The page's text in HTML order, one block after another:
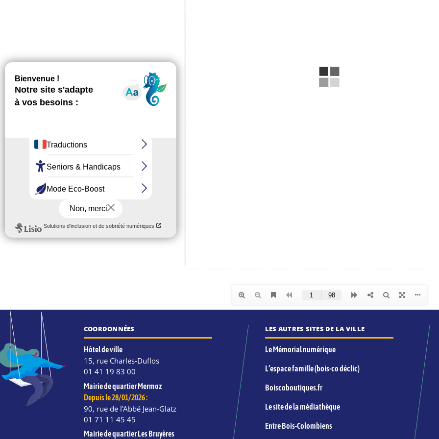
COORDONNÉES
Hôtel de ville
15, rue Charles-Duflos
01 41 19 83 00
Mairie de quartier Mermoz
Depuis le 28/01/2026 :
90, rue de l'Abbé Jean-Glatz
01 71 11 45 45
Mairie de quartier Les Bruyères
LES AUTRES SITES DE LA VILLE
Le Mémorial numérique
L’espace famille (bois-co déclic)
Boiscoboutiques.fr
Le site de la médiathèque
Entre Bois-Colombiens